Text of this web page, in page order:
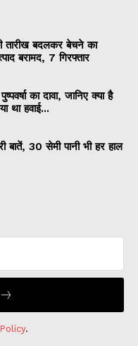
तारीख बदलकर बेचने का
बरामद, 7 गिरफ्तार
का दावा, जानिए क्या है
था हवाई...
30 सेमी पानी भी हर हाल
.